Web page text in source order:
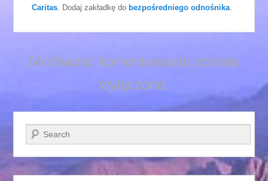
Caritas . Dodaj zakładkę do bezpośredniego odnośnika
Możliwość komentowania została
wyłączona.
Szukaj